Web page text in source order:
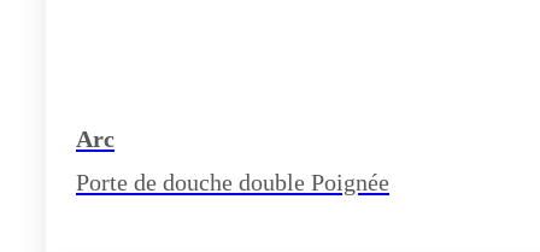
Arc
Porte de douche double Poignée